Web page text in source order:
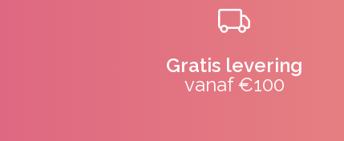
Gratis levering
vanaf €100